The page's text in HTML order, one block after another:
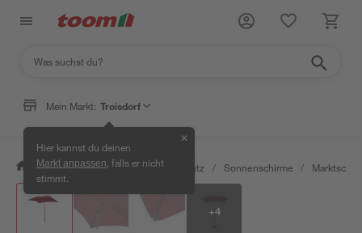
Mein Markt: Troisdorf
Hier kannst du deinen
Markt anpassen , falls er nicht
stimmt.
✕
/ Garten & Freizeit / Sonnenschutz / Sonnenschirme /
+4